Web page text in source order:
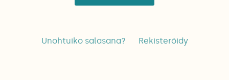
Unohtuiko salasana? Rekisteröidy